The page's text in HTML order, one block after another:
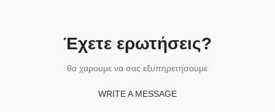
Έχετε ερωτήσεις?
θα χαρουμε να σας εξυπηρετησουμε
WRITE A MESSAGE